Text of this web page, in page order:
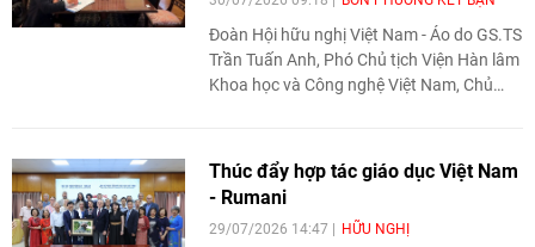
Đoàn Hội hữu nghị Việt Nam - Áo do GS.TS
Trần Tuấn Anh, Phó Chủ tịch Viện Hàn lâm
Khoa học và Công nghệ Việt Nam, Chủ
trí thức Việt Nam, làm việc với Đại sứ quán
Việt Nam cùng một số cơ sở nghiên cứu,
trường đại học và tổ chức quốc tế tại Áo,
trao đổi khả năng hợp tác trong các lĩnh
Thúc đẩy hợp tác giáo dục Việt Nam
- Rumani
29/07/2026 14:47 HỮU NGHỊ